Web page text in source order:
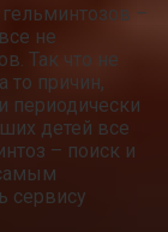
–
не
Так что не
то причин,
периодически
детей все
– поиск и
сервису